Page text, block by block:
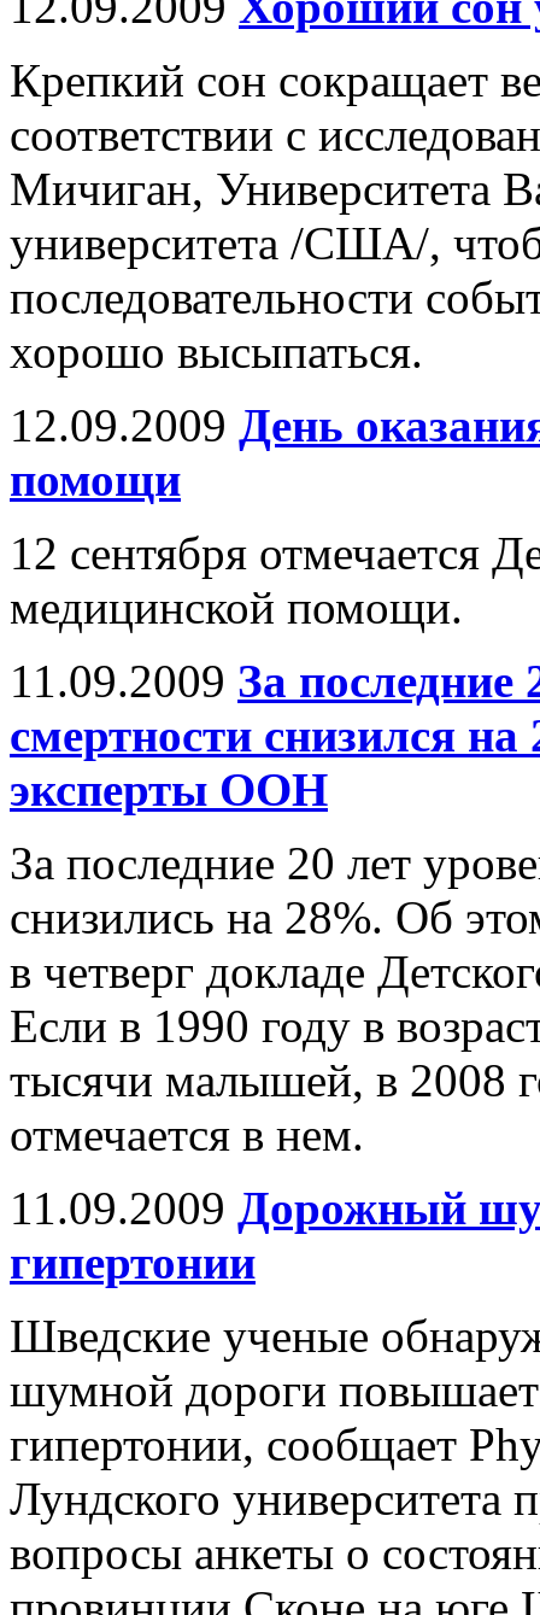
Крепкий сон сокращает
соответствии с
Мичиган, Университета
университета /США/,
последовательности
хорошо высыпаться.
12.09.2009 День
помощи
12 сентября отмечается
медицинской помощи.
11.09.2009 За последние
смертности снизился
эксперты ООН
За последние 20 лет
снизились на 28%. Об
в четверг докладе
Если в 1990 году в
тысячи малышей, в 2008
отмечается в нем.
11.09.2009 Дорожный
гипертонии
Шведские ученые
шумной дороги повышает
гипертонии, сообщает
Лундского университета
вопросы анкеты о